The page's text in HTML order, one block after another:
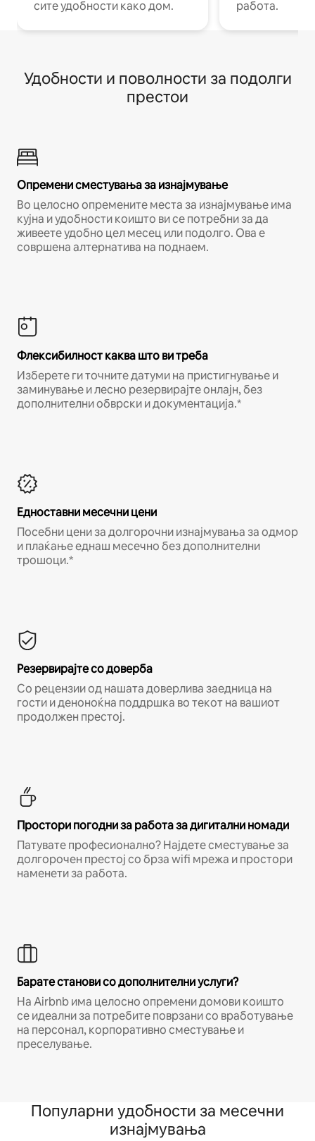
сите удобности како дом. работа.
Удобности и поволности за подолги
престои
Опремени сместувања за изнајмување
Во целосно опремените места за изнајмување има
кујна и удобности коишто ви се потребни за да
живеете удобно цел месец или подолго. Ова е
совршена алтернатива на поднаем.
Флексибилност каква што ви треба
Изберете ги точните датуми на пристигнување и
заминување и лесно резервирајте онлајн, без
дополнителни обврски и документација.*
Едноставни месечни цени
Посебни цени за долгорочни изнајмувања за одмор
и плаќање еднаш месечно без дополнителни
трошоци.*
Резервирајте со доверба
Со рецензии од нашата доверлива заедница на
гости и деноноќна поддршка во текот на вашиот
продолжен престој.
Простори погодни за работа за дигитални номади
Патувате професионално? Најдете сместување за
долгорочен престој со брза wifi мрежа и простори
наменети за работа.
Барате станови со дополнителни услуги?
На Airbnb има целосно опремени домови коишто
се идеални за потребите поврзани со вработување
на персонал, корпоративно сместување и
преселување.
Популарни удобности за месечни
изнајмувања